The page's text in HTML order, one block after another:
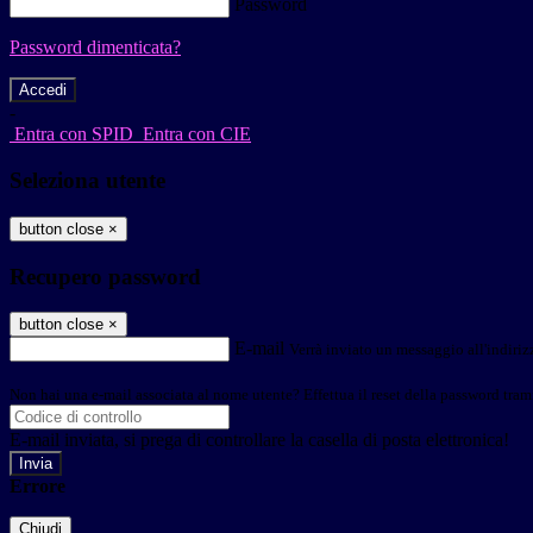
Password
Password dimenticata?
-
Entra con SPID Entra con CIE
Seleziona utente
button close ×
Recupero password
button close ×
E-mail Verrà inviato un messaggio
Non hai una e-mail associata al nome utente? Effettua il reset della password
E-mail inviata, si prega di controllare la casella di posta elettronica!
Errore
Chiudi